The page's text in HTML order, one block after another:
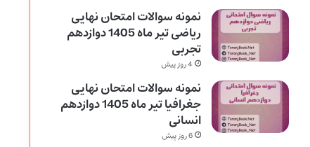
نمونه سوالات امتحان نهایی
ریاضی تیر ماه 1405 دوازدهم
تجربی
4 روز پیش
نمونه سوالات امتحان نهایی
جغرافیا تیر ماه 1405 دوازدهم
انسانی
6 روز پیش